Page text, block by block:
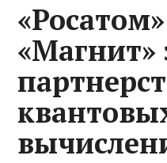
«Магнит»